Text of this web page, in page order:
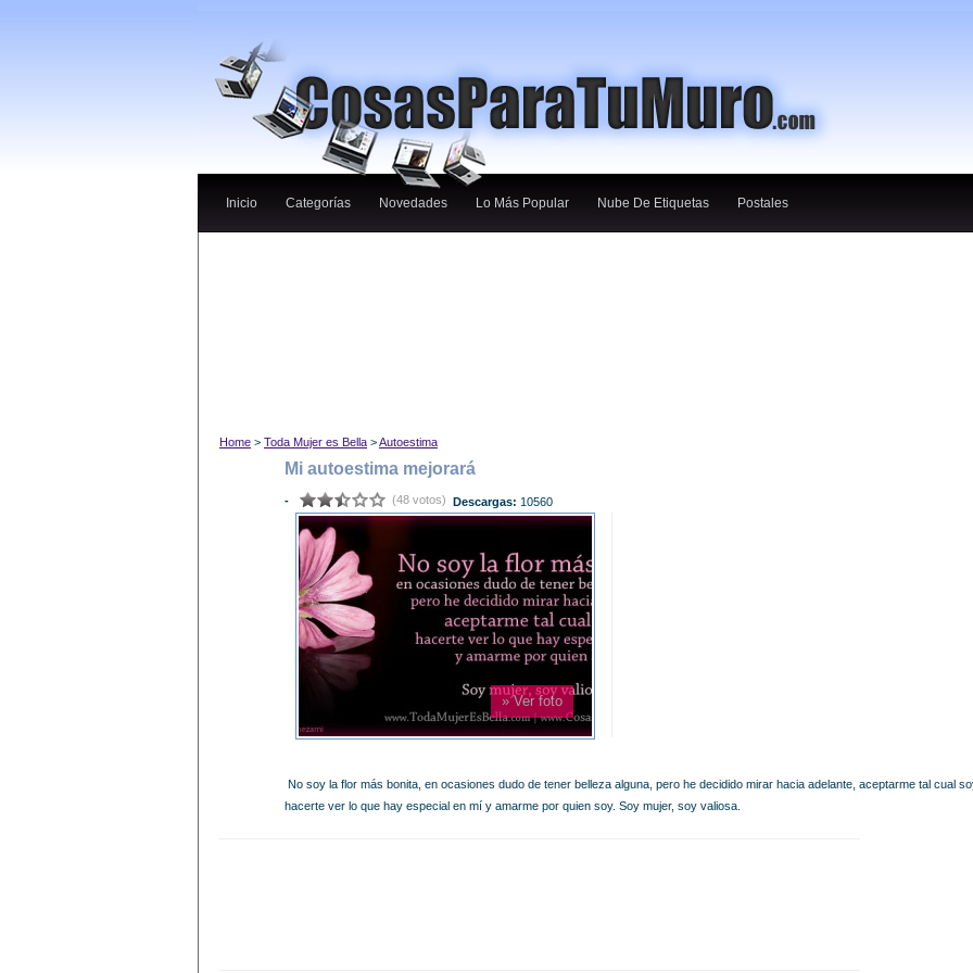
Inicio Categorías Novedades Lo Más Popular Nube De Etiquetas Postales
Home > Toda Mujer es Bella >Autoestima
Mi autoestima mejorará
- (48 votos) Descargas: 10560
» Ver foto
No soy la flor más bonita, en ocasiones dudo de tener belleza alguna, pero he decidido mirar hacia adelante, aceptarme tal cual
hacerte ver lo que hay especial en mí y amarme por quien soy. Soy mujer, soy valiosa.